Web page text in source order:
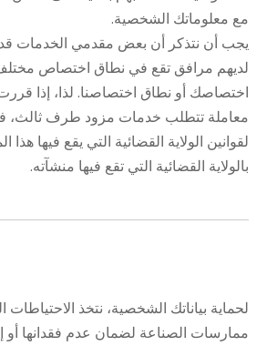
مع معلوماتك الشخصية.
يجب أن نتذكر أن بعض مقدمي الخدمات قد
لديهم مرافق تقع في نطاق اختصاص
اختصاصك أو نطاق اختصاصنا. لذا، إذا
معاملة تتطلب خدمات مزود طرف ثالث،
لقوانين الولاية القضائية التي يقع فيها هذا
بالولاية القضائية التي تقع فيها منشآته.
لحماية بياناتك الشخصية، نتخذ الاحتياطات
ممارسات الصناعة لضمان عدم فقدانها أو